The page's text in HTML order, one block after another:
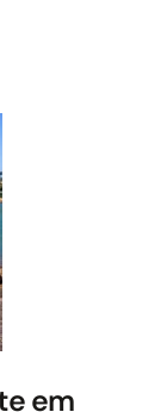
em